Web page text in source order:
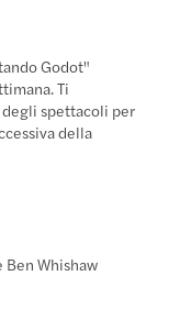
Godot"
Ti
spettacoli per
della
Ben Whishaw